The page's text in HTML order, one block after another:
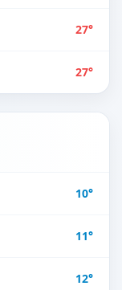
27°
27°
10°
11°
12°